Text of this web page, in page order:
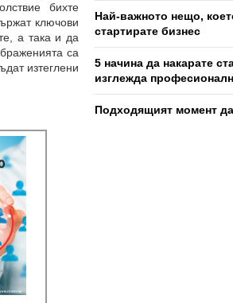
бихте
ключови
а така и да
са
изтеглени
Най-важното нещо,
стартирате бизнес
5 начина да накарате
изглежда
Подходящият момент